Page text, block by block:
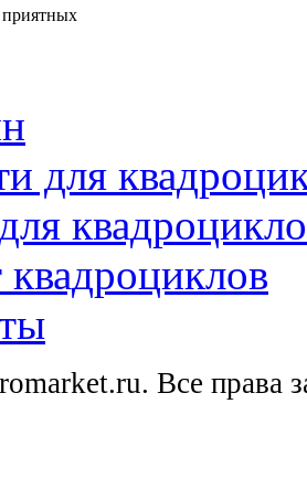
для
Все права